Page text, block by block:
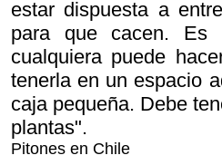
estar dispuesta a
para que cacen. Es
cualquiera puede
tenerla en un espacio
caja pequeña. Debe
plantas".
Pitones en Chile